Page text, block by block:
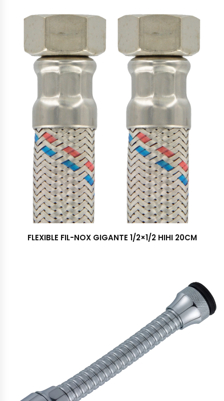
FLEXIBLE FIL-NOX GIGANTE 1/2×1/2 HIHI 20CM